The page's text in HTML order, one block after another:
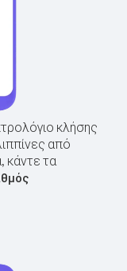
κλήσης
από
κάντε τα